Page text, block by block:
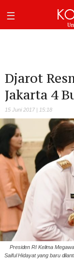
Djarot
Jakarta 4
15 Juni 2017 | 15:18
Presiden RI Kelima
Saiful Hidayat yang baru